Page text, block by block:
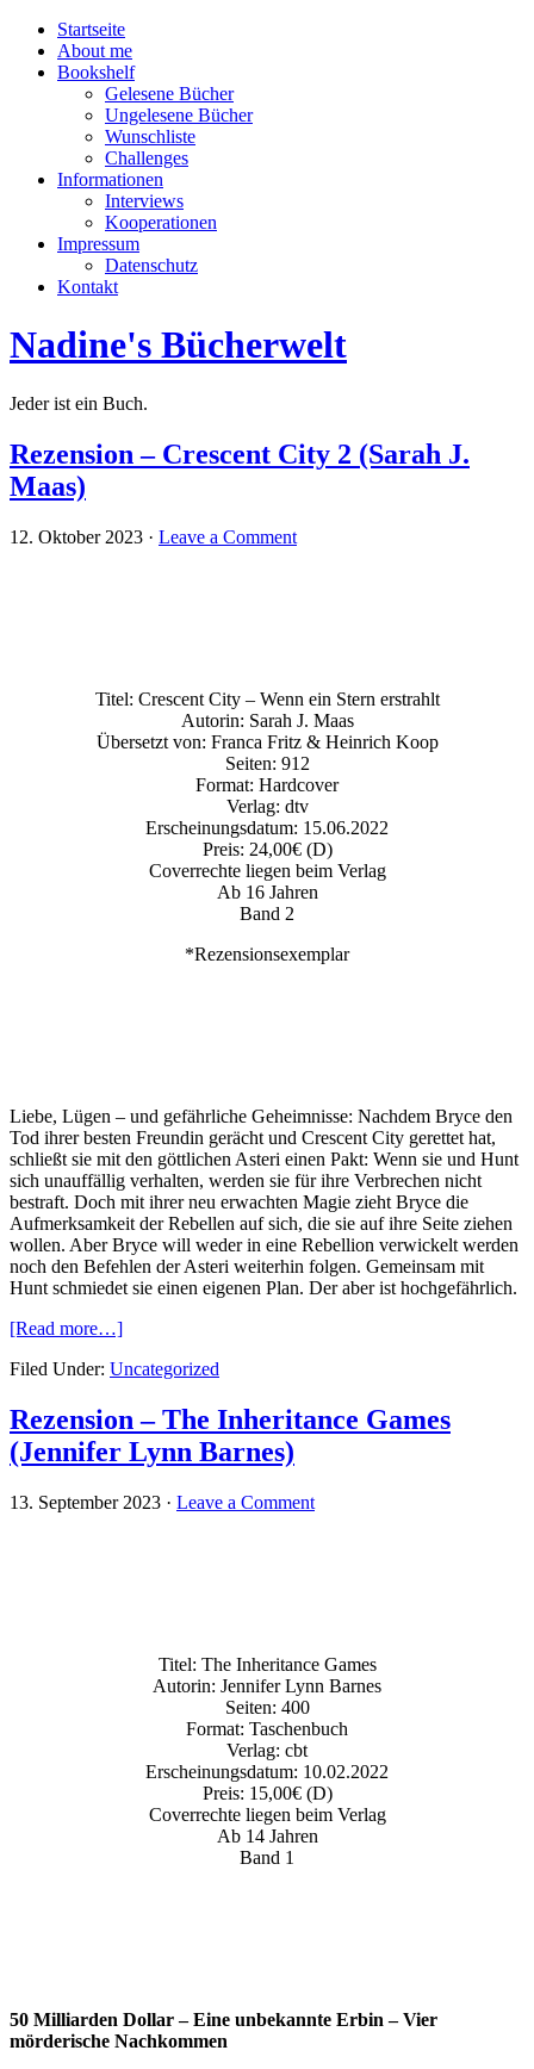
Startseite
About me
Bookshelf
Gelesene Bücher
Ungelesene Bücher
Wunschliste
Challenges
Informationen
Interviews
Kooperationen
Impressum
Datenschutz
Kontakt
Nadine's Bücherwelt
Jeder ist ein Buch.
Rezension – Crescent City 2 (Sarah J.
Maas)
12. Oktober 2023 · Leave a Comment
Titel: Crescent City – Wenn ein Stern erstrahlt
Autorin: Sarah J. Maas
Übersetzt von: Franca Fritz & Heinrich Koop
Seiten: 912
Format: Hardcover
Verlag: dtv
Erscheinungsdatum: 15.06.2022
Preis: 24,00€ (D)
Coverrechte liegen beim Verlag
Ab 16 Jahren
Band 2
*Rezensionsexemplar
Liebe, Lügen – und gefährliche Geheimnisse: Nachdem Bryce den
Tod ihrer besten Freundin gerächt und Crescent City gerettet hat,
schließt sie mit den göttlichen Asteri einen Pakt: Wenn sie und Hunt
sich unauffällig verhalten, werden sie für ihre Verbrechen nicht
bestraft. Doch mit ihrer neu erwachten Magie zieht Bryce die
Aufmerksamkeit der Rebellen auf sich, die sie auf ihre Seite ziehen
wollen. Aber Bryce will weder in eine Rebellion verwickelt werden
noch den Befehlen der Asteri weiterhin folgen. Gemeinsam mit
Hunt schmiedet sie einen eigenen Plan. Der aber ist hochgefährlich.
[Read more…]
Filed Under: Uncategorized
Rezension – The Inheritance Games
(Jennifer Lynn Barnes)
13. September 2023 · Leave a Comment
Titel: The Inheritance Games
Autorin: Jennifer Lynn Barnes
Seiten: 400
Format: Taschenbuch
Verlag: cbt
Erscheinungsdatum: 10.02.2022
Preis: 15,00€ (D)
Coverrechte liegen beim Verlag
Ab 14 Jahren
Band 1
50 Milliarden Dollar – Eine unbekannte Erbin – Vier
mörderische Nachkommen